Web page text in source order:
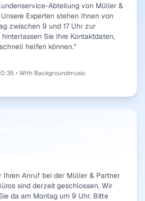
Abteilung von Müller &
Experten stehen Ihnen von
zwischen 9 und 17 Uhr zur
Sie Ihre Kontaktdaten,
helfen können."
• With Backgroundmusic
Ihren Anruf bei der Müller & Partner
sind derzeit geschlossen. Wir
da am Montag um 9 Uhr. Bitte